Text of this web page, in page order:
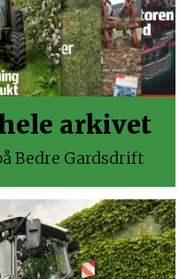
arkivet
Bedre Gardsdrift